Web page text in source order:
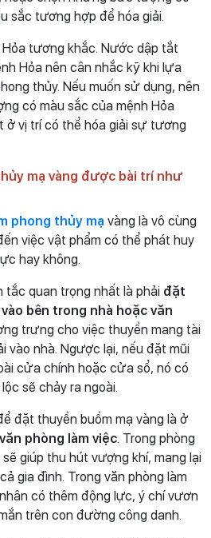
sắc tương hợp để hóa giải.
Hỏa tương khắc. Nước dập tắt
Hỏa nên cân nhắc kỹ khi lựa
thủy. Nếu muốn sử dụng, nên
có màu sắc của mệnh Hỏa
ở vị trí có thể hóa giải sự tương
mạ vàng được bài trí như
phong thủy mạ vàng là vô cùng
việc vật phẩm có thể phát huy
hay không.
tắc quan trọng nhất là phải đặt
bên trong nhà hoặc văn
trưng cho việc thuyền mang tài
vào nhà. Ngược lại, nếu đặt mũi
cửa chính hoặc cửa sổ, nó có
sẽ chảy ra ngoài.
đặt thuyền buồm mạ vàng là ở
văn phòng làm việc. Trong phòng
giúp thu hút vượng khí, mang lại
gia đình. Trong văn phòng làm
có thêm động lực, ý chí vươn
trên con đường công danh.